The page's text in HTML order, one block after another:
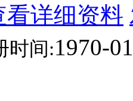
看详细资料
时间:1970-